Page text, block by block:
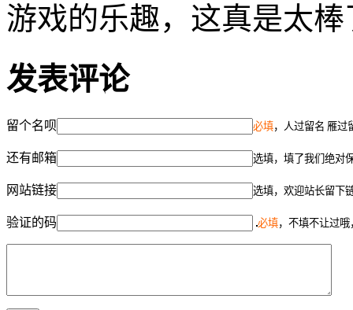
游戏的乐趣，这真是太棒
发表评论
留个名呗 必填，人过留名 雁过
还有邮箱 选填，填了我们绝对
网站链接 选填，欢迎站长留下
验证的码 必填，不填不让过